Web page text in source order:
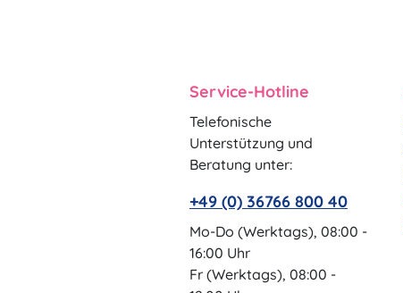
Service-Hotline
Telefonische
Unterstützung und
Beratung unter:
+49 (0) 36766 800 40
Mo-Do (Werktags), 08:00 -
16:00 Uhr
Fr (Werktags), 08:00 -